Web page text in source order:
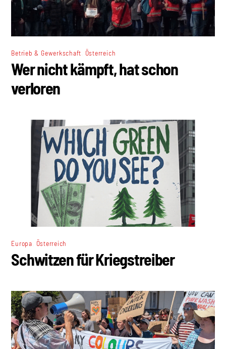
Betrieb & Gewerkschaft Österreich
Wer nicht kämpft, hat schon
verloren
Europa Österreich
Schwitzen für Kriegstreiber